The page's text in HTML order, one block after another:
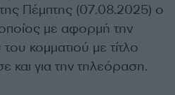
Πέμπτης (07.08.2025) ο
με αφορμή την
κομματιού με τίτλο
και για την τηλεόραση.